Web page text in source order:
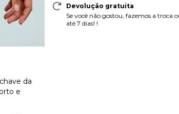
da
e
Devolução gratuita
Se você não gostou, fazemos a troca
até 7 dias! !